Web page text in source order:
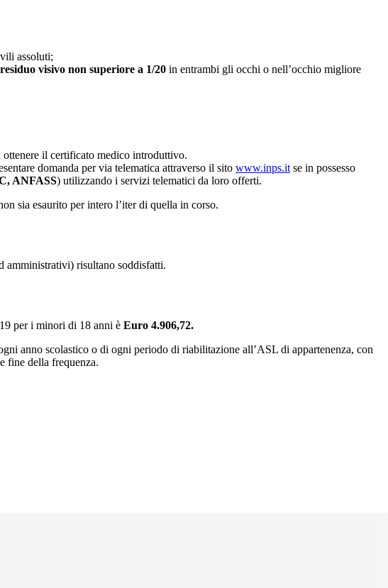
assoluti;
residuo visivo non superiore a 1/20 in entrambi gli occhi o nell’occhio migliore
ottenere il certificato medico introduttivo.
domanda per via telematica attraverso il sito www.inps.it se in possesso
ANFASS) utilizzando i servizi telematici da loro offerti.
sia esaurito per intero l’iter di quella in corso.
amministrativi) risultano soddisfatti.
per i minori di 18 anni è Euro 4.906,72.
anno scolastico o di ogni periodo di riabilitazione all’ASL di appartenenza, con
fine della frequenza.